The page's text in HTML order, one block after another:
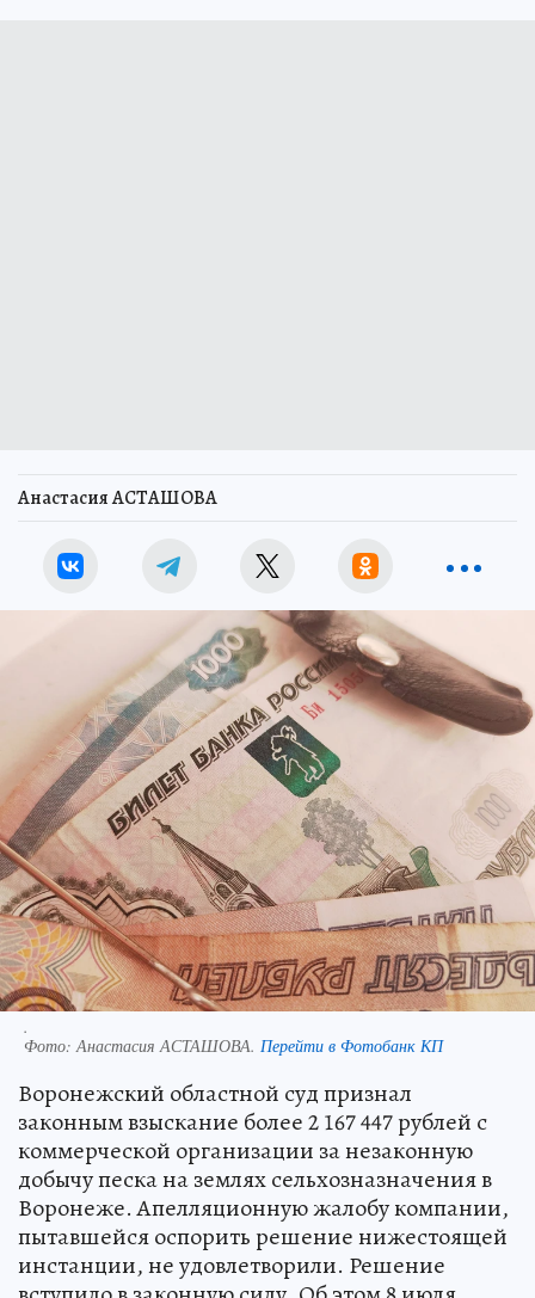
Анастасия АСТАШОВА
.
Фото:Анастасия АСТАШОВА. Перейти в Фотобанк КП
Воронежский областной суд признал
законным взыскание более 2 167 447 рублей с
коммерческой организации за незаконную
добычу песка на землях сельхозназначения в
Воронеже. Апелляционную жалобу компании,
пытавшейся оспорить решение нижестоящей
инстанции, не удовлетворили. Решение